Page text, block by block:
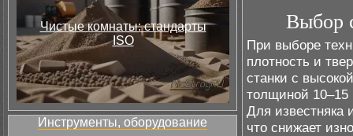
Чистые комнаты: стандарты
ISO
Инструменты, оборудование
Выбор
При выборе
плотность и
станки с
толщиной 10–15
Для
что снижает